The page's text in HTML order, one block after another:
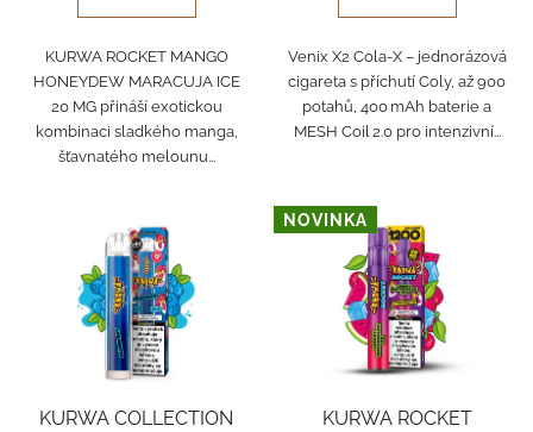
KURWA ROCKET MANGO
HONEYDEW MARACUJA ICE
20 MG přináší exotickou
kombinaci sladkého manga,
šťavnatého melounu...
Venix X2 Cola‑X – jednorázová
cigareta s příchutí Coly, až 900
potahů, 400 mAh baterie a
MESH Coil 2.0 pro intenzivní...
KURWA COLLECTION
NOVINKA
KURWA ROCKET